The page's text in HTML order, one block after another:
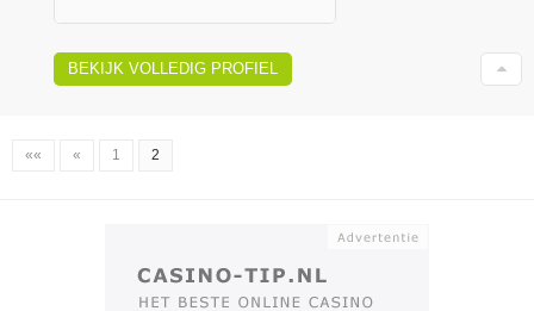
BEKIJK VOLLEDIG PROFIEL
«« « 1 2